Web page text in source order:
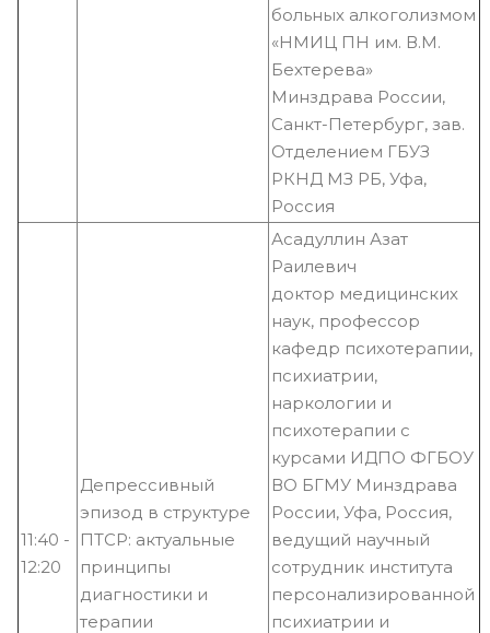
больных алкоголизмом
«НМИЦ ПН им. В.М.
Бехтерева»
Минздрава России,
Санкт-Петербург, зав.
Отделением ГБУЗ
РКНД МЗ РБ, Уфа,
Россия
11:40 -
12:20
Депрессивный
эпизод в структуре
ПТСР: актуальные
принципы
диагностики и
терапии
Асадуллин Азат
Раилевич
доктор медицинских
наук, профессор
кафедр психотерапии,
психиатрии,
наркологии и
психотерапии с
курсами ИДПО ФГБОУ
ВО БГМУ Минздрава
России, Уфа, Россия,
ведущий научный
сотрудник института
персонализированной
психиатрии и